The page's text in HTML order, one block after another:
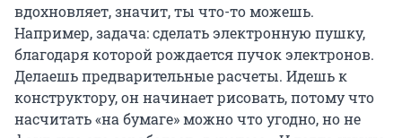
вдохновляет, значит, ты что-то можешь.
Например, задача: сделать электронную пушку,
благодаря которой рождается пучок электронов.
Делаешь предварительные расчеты. Идешь к
конструктору, он начинает рисовать, потому что
насчитать «на бумаге» можно что угодно, но не